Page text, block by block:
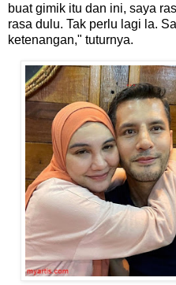
buat gimik itu dan ini, saya
rasa dulu. Tak perlu lagi la.
ketenangan," tuturnya.